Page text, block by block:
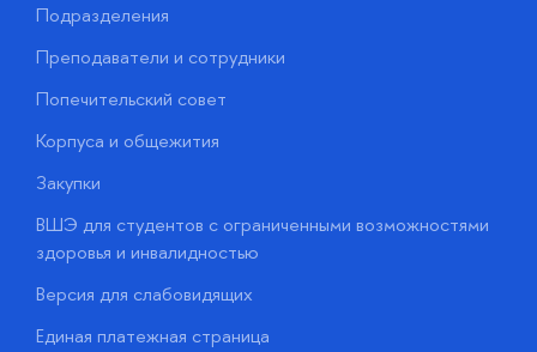
Подразделения
Преподаватели и сотрудники
Попечительский совет
Корпуса и общежития
Закупки
ВШЭ для студентов с ограниченными возможностями
здоровья и инвалидностью
Версия для слабовидящих
Единая платежная страница